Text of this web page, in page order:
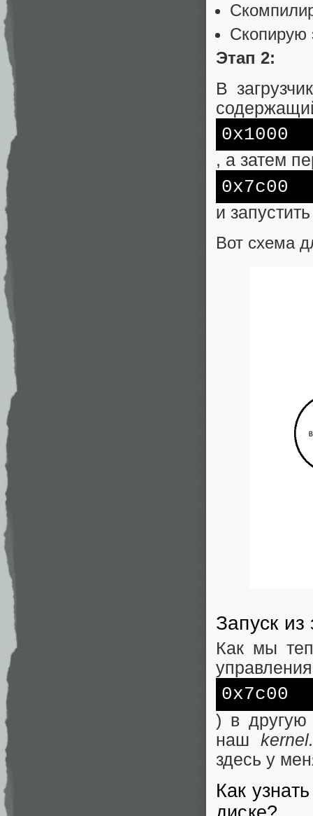
Скопирую
Этап 2:
В
0x1000
, а затем
0x7с00
и
Вот схема
Запуск из
Как мы
управления
0x7c00
) в другую
наш
здесь у
Как